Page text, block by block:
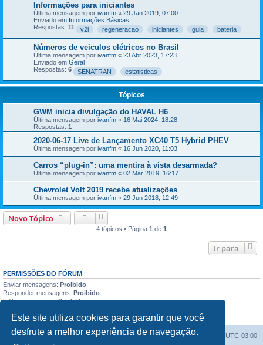
Este site utiliza cookies para garantir que você
desfrute a melhor experiência de navegação.
Informações para iniciantes
Última mensagem por ivanfm « 29 Jan 2019, 07:00
Enviado em Informações Básicas
Respostas: 11 v2l regeneracao iniciantes guia bateria
Números de veiculos elétricos no Brasil
Última mensagem por ivanfm « 23 Abr 2023, 17:23
Enviado em Geral
Respostas: 6 SENATRAN estatisticas
Tópicos
GWM inicia divulgação do HAVAL H6
Última mensagem por ivanfm « 16 Mai 2024, 18:28
Respostas: 1
2020-06-17 Live de Lançamento XC40 T5 Hybrid PHEV
Última mensagem por ivanfm « 16 Jun 2020, 11:03
Carros “plug-in”: uma mentira à vista desarmada?
Última mensagem por ivanfm « 02 Mar 2019, 16:17
Chevrolet Volt 2019 recebe atualizações
Última mensagem por ivanfm « 29 Jun 2018, 12:49
Novo Tópico
4 tópicos • Página 1 de 1
Ir para
PERMISSÕES DO FÓRUM
Enviar mensagens: Proibido
Responder mensagens: Proibido
Editar mensagens:Proibido
Enviar anexos: Proibido
Índice do fórum Todos os horários são UTC-03:00
Excluir cookies